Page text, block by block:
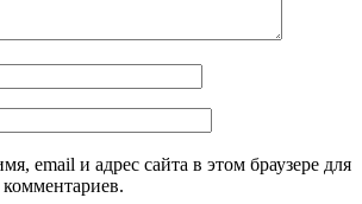
email и адрес сайта в этом браузере для